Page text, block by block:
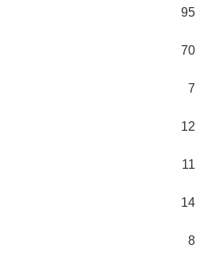
95
70
7
12
11
14
8